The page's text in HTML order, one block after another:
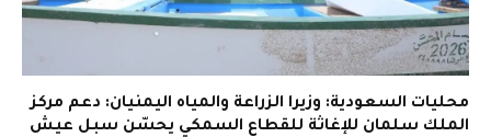
محليات السعودية: وزيرا الزراعة والمياه اليمنيان: دعم مركز
الملك سلمان للإغاثة للقطاع السمكي يحسّن سبل عيش